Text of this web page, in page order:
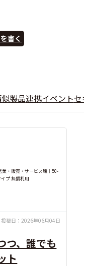
書く
製品連携イベントセ
業・販売・サービス職｜50-
プ 無償利用
投稿日： 2026年06月04日
つ、誰でも
ト